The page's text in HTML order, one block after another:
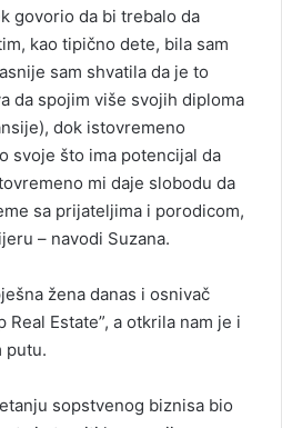
govorio da bi trebalo da
kao tipično dete, bila sam
sam shvatila da je to
da spojim više svojih diploma
dok istovremeno
svoje što ima potencijal da
mi daje slobodu da
sa prijateljima i porodicom,
– navodi Suzana.
žena danas i osnivač
Real Estate”, a otkrila nam je i
putu.
sopstvenog biznisa bio